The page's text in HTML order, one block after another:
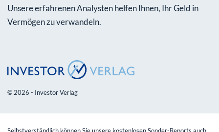
Unsere erfahrenen Analysten helfen Ihnen, Ihr Geld in
Vermögen zu verwandeln.
© 2026 - Investor Verlag
Selbstverständlich können Sie unsere kostenlosen Sonder-Reports auch